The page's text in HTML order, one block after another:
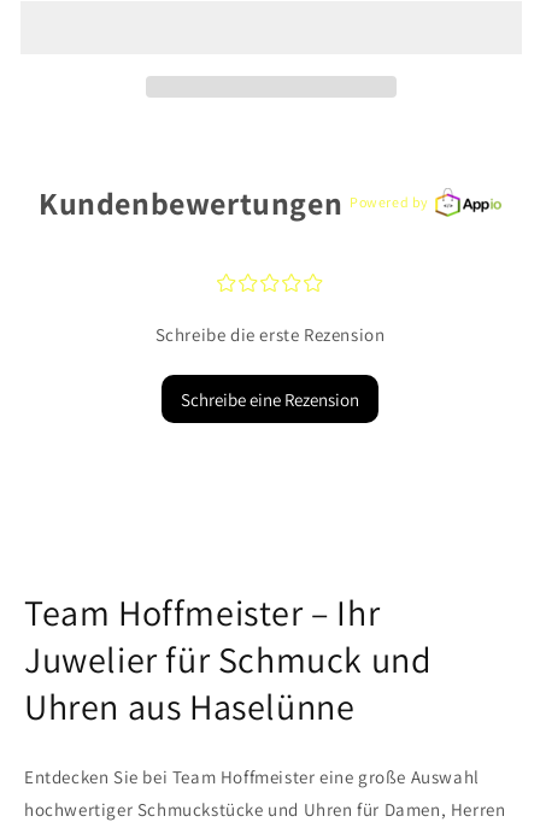
Kundenbewertungen Powered by
¤¤¤¤¤
Schreibe die erste Rezension
Schreibe eine Rezension
Team Hoffmeister – Ihr
Juwelier für Schmuck und
Uhren aus Haselünne
Entdecken Sie bei Team Hoffmeister eine große Auswahl
hochwertiger Schmuckstücke und Uhren für Damen, Herren